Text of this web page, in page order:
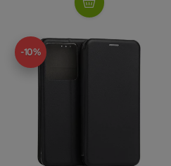
-10%